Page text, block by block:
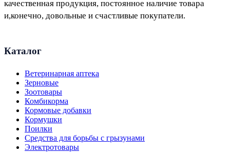
качественная продукция, постоянное наличие товара
и,конечно, довольные и счастливые покупатели.
Каталог
Ветеринарная аптека
Зерновые
Зоотовары
Комбикорма
Кормовые добавки
Кормушки
Поилки
Средства для борьбы с грызунами
Электротовары